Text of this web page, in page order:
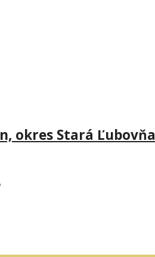
okres Stará Ľubovňa